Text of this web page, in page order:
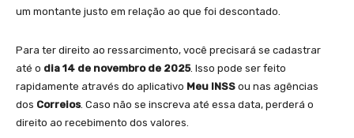
um montante justo em relação ao que foi descontado.
Para ter direito ao ressarcimento, você precisará se cadastrar
até o dia 14 de novembro de 2025. Isso pode ser feito
rapidamente através do aplicativo Meu INSS ou nas agências
dos Correios. Caso não se inscreva até essa data, perderá o
direito ao recebimento dos valores.